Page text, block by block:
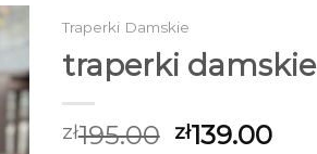
Traperki Damskie
traperki damskie
zł195.00 zł139.00